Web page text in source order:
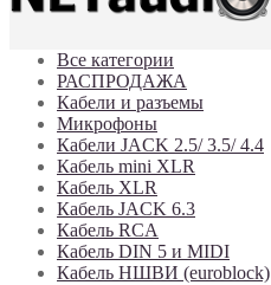
Все категории
РАСПРОДАЖА
Кабели и разъемы
Микрофоны
Кабели JACK 2.5/ 3.5/ 4.4
Кабель mini XLR
Кабель XLR
Кабель JACK 6.3
Кабель RCA
Кабель DIN 5 и MIDI
Кабель НШВИ (euroblock)